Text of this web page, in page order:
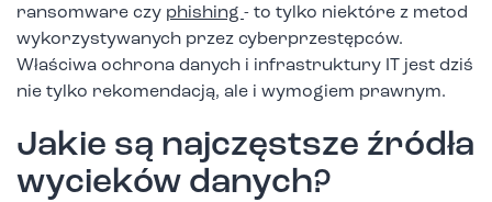
ransomware czy phishing - to tylko niektóre z metod
wykorzystywanych przez cyberprzestępców.
Właściwa ochrona danych i infrastruktury IT jest dziś
nie tylko rekomendacją, ale i wymogiem prawnym.
Jakie są najczęstsze źródła
wycieków danych?